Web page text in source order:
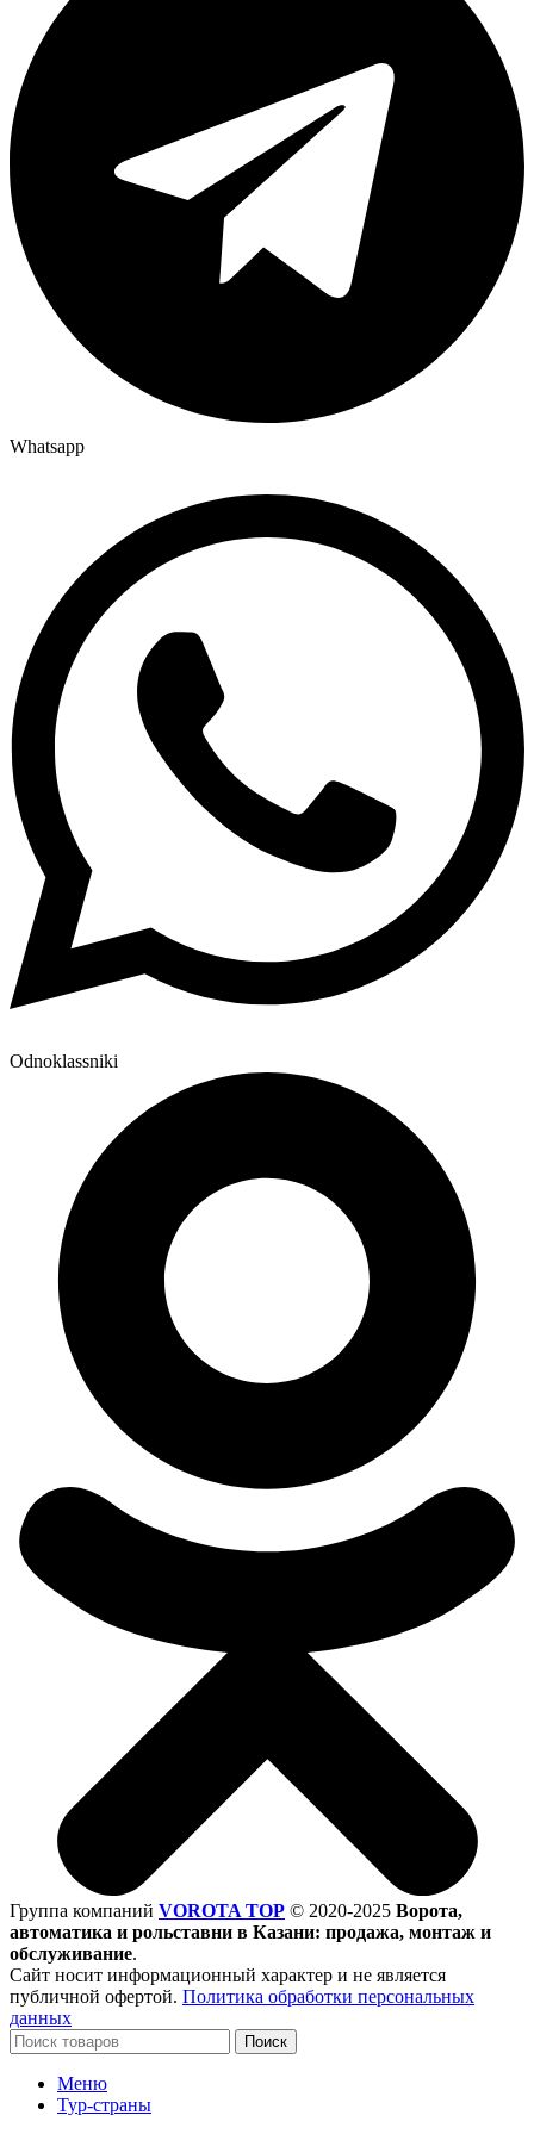
Whatsapp
Odnoklassniki
Группа компаний VOROTA TOP © 2020-2025 Ворота,
автоматика и рольставни в Казани: продажа, монтаж и
обслуживание.
Сайт носит информационный характер и не является
публичной офертой. Политика обработки персональных
данных
Поиск
Меню
Тур-страны